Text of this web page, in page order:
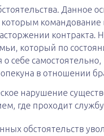
Данное
которым
контракта.
который по
о себе
в отношении
нарушение
где проходит
обстоятельств